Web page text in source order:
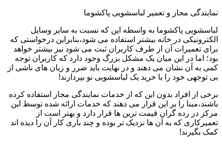
نمایندگی مجاز و تعمیر لباسشویی پاکشوما
لباسشویی پاکشوما به واسطه این که نسبت به سایر وسایل
الکترونیکی در خانه بیشتر استفاده می شود،بنابراین درخواستی که
برای تعمیرات آن از طرف کاربران ثبت می شود نیز بیشتر خواهد
بود؛ اما در این میان یک مشکل بزرگ وجود دارد که کاربران توجه
کمی به آن نشان می دهند و در نهایت باید ضرر و زیان های ناشی از
بی توجهی خود را با خرید یک لباسشویی نو بپردازند!
برخی از افراد بدون این که از خدمات نمایندگی مجاز استفاده کرده
باشند،مبنا را بر این قرار می دهند که خدمات ارائه شده توسط این
مرکز در رده گران قیمت ترین ها قرار دارد و بهتر است از
تعمیرکاری که به آن ها نزدیک تر بوده و چند باری کار آن را دیده اند
کمک بگیرند!